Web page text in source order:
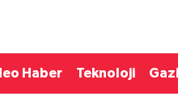
Haber Teknoloji